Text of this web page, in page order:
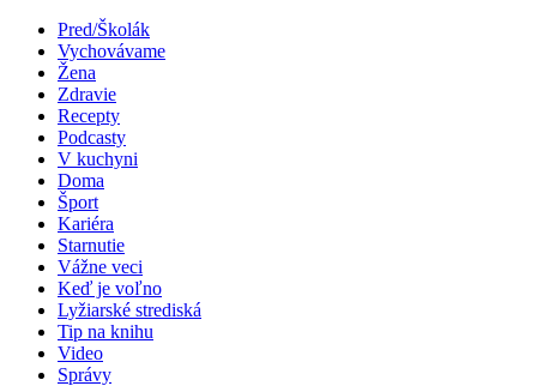
Pred/Školák
Vychovávame
Žena
Zdravie
Recepty
Podcasty
V kuchyni
Doma
Šport
Kariéra
Starnutie
Vážne veci
Keď je voľno
Lyžiarské strediská
Tip na knihu
Video
Správy